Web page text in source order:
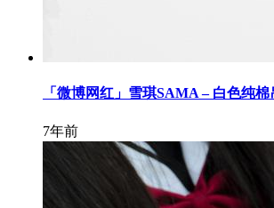
「微博网红」雪琪SAMA – 白色纯
7年前